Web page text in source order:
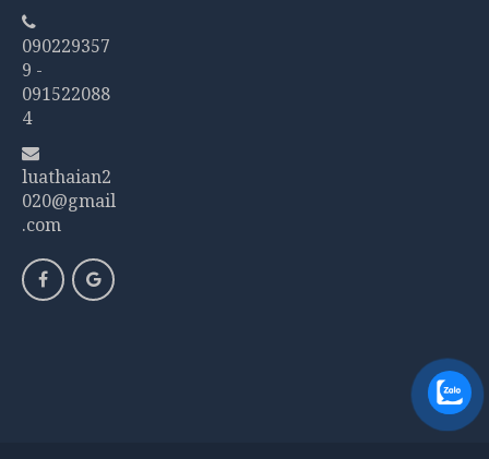
090229357
9 -
091522088
4
luathaian2
020@gmail
.com